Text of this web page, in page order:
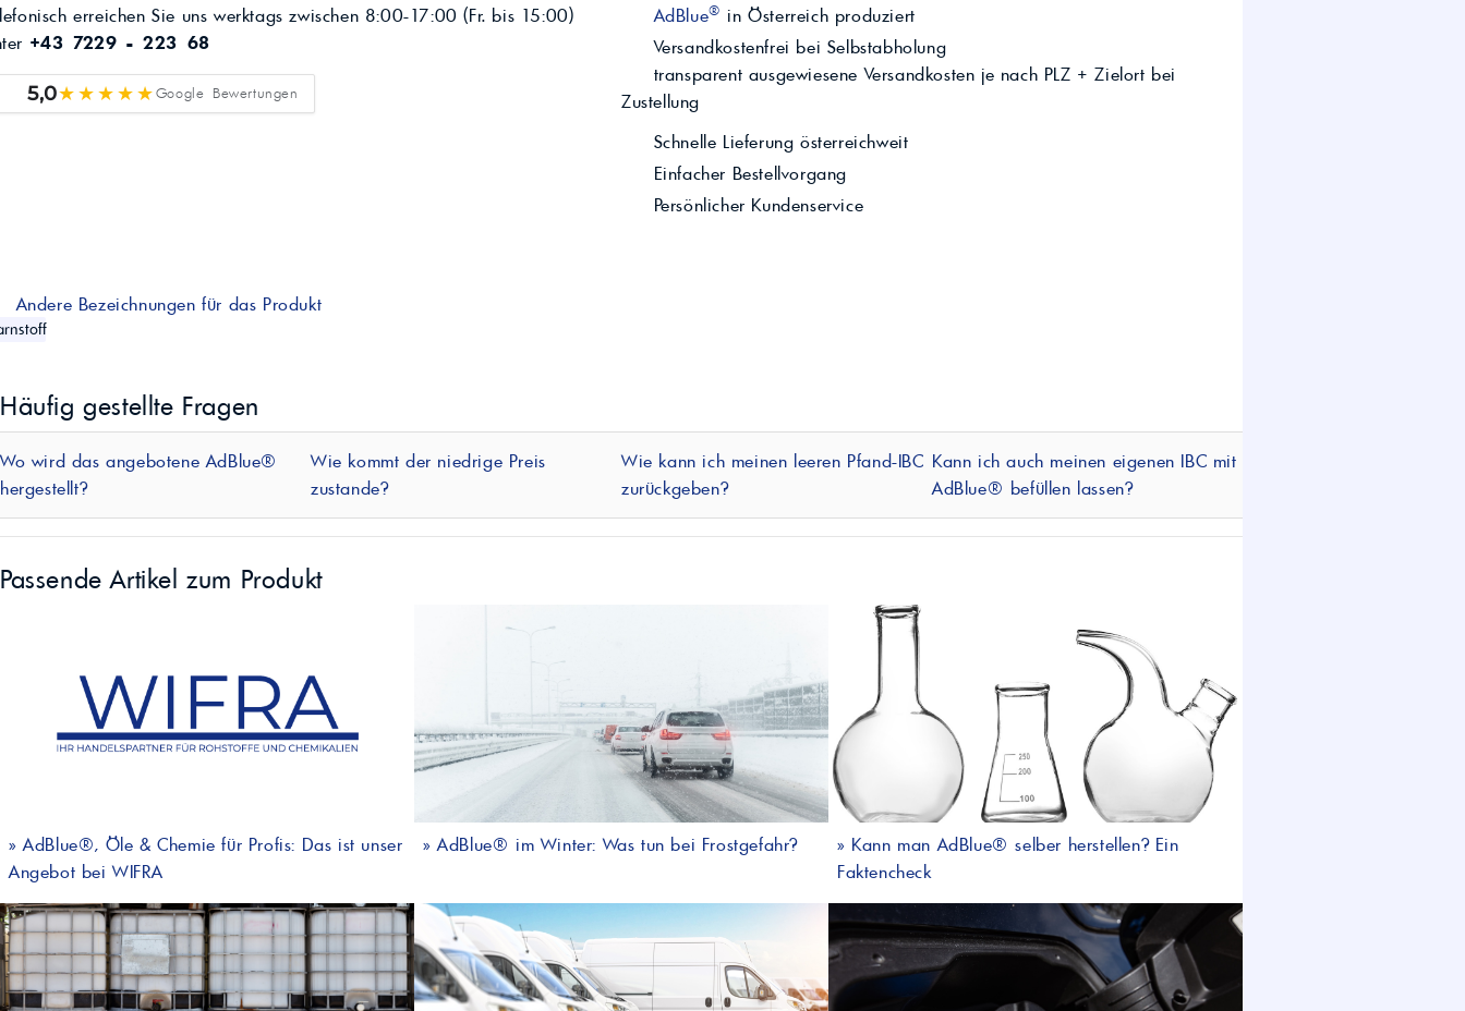
erreichen Sie uns werktags zwischen 8:00-17:00 (Fr. bis 15:00)
+43 7229 - 223 68
5,0★★★★★Google Bewertungen
AdBlue® in Österreich produziert
Versandkostenfrei bei Selbstabholung
transparent ausgewiesene Versandkosten je nach PLZ + Zielort bei
Zustellung
Schnelle Lieferung österreichweit
Einfacher Bestellvorgang
Persönlicher Kundenservice
Andere Bezeichnungen für das Produkt
Häufig gestellte Fragen
Wo wird das angebotene AdBlue®
hergestellt?
Wie kommt der niedrige Preis
zustande?
Wie kann ich meinen leeren Pfand-IBC
zurückgeben?
Kann ich auch meinen eigenen IBC mit
AdBlue® befüllen lassen?
Passende Artikel zum Produkt
» AdBlue®, Öle & Chemie für Profis: Das ist unser
Angebot bei WIFRA
» AdBlue® im Winter: Was tun bei Frostgefahr? » Kann man AdBlue® selber herstellen? Ein
Faktencheck